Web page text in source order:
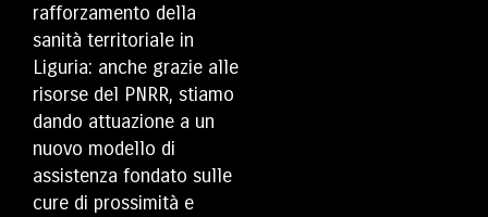
rafforzamento della
sanità territoriale in
Liguria: anche grazie alle
risorse del PNRR, stiamo
dando attuazione a un
nuovo modello di
assistenza fondato sulle
cure di prossimità e